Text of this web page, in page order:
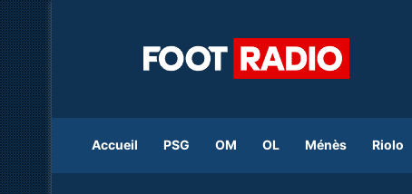
Accueil PSG OM OL Ménès Riolo